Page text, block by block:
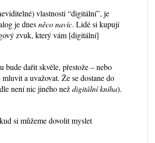
vlastnosti “digitální”, je
je dnesněco navíc. Lidé si kupují
zvuk, který vám [digitální]
bude dařit skvěle, přestože – nebo
a uvažovat. Že se dostane do
není nic jiného neždigitální kniha).
si můžeme dovolit myslet